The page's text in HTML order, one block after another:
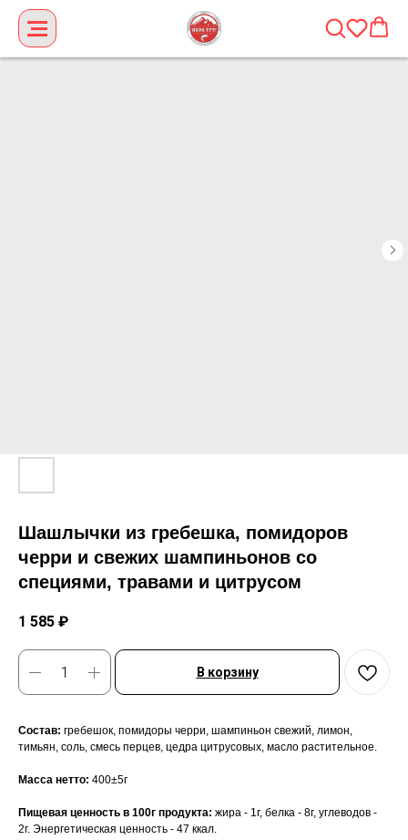
Шашлычки из гребешка, помидоров
черри и свежих шампиньонов со
специями, травами и цитрусом
1 585 ₽
В корзину
Состав: гребешок, помидоры черри, шампиньон свежий, лимон,
тимьян, соль, смесь перцев, цедра цитрусовых, масло растительное.
Масса нетто: 400±5г
Пищевая ценность в 100г продукта: жира - 1г, белка - 8г, углеводов -
2г. Энергетическая ценность - 47 ккал.